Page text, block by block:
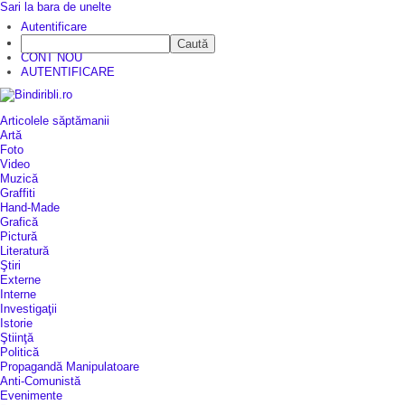
CONT NOU
AUTENTIFICARE
Articolele săptămanii
Artă
Foto
Video
Muzică
Graffiti
Hand-Made
Grafică
Pictură
Literatură
Ştiri
Externe
Interne
Investigaţii
Istorie
Ştiinţă
Politică
Propagandă Manipulatoare
Anti-Comunistă
Evenimente
Sari la bara de unelte
Autentificare
Caută